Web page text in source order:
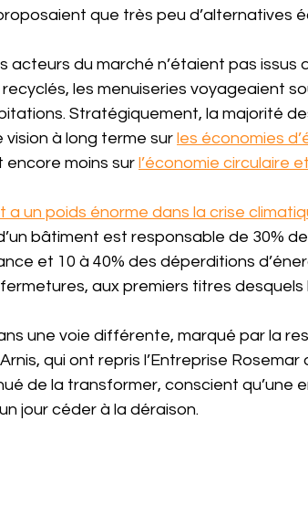
que très peu d’alternatives
acteurs du marché n’étaient pas issus
les menuiseries voyageaient
Stratégiquement, la majorité
à long terme sur les économies
encore moins sur l’économie circulaire
un poids énorme dans la crise
bâtiment est responsable de 30%
et 10 à 40% des déperditions
aux premiers titres desquels
une voie différente, marqué par la
qui ont repris l’Entreprise
de la transformer, conscient qu’une
jour céder à la déraison.